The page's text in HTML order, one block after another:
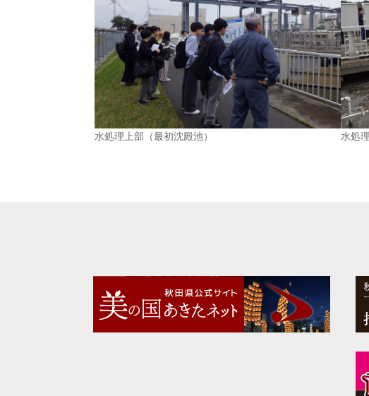
水処理上部（最初沈殿池） 水処